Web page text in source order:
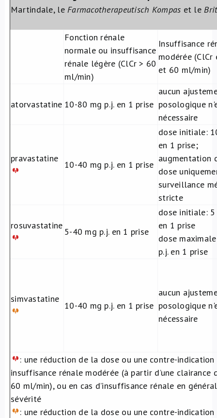
Martindale, leFarmacotherapeutisch Kompas et le
Fonction rénale
normale ou insuffisance
rénale légère (ClCr > 60
ml/min)
Insuffisance
modérée
et 60 ml/min)
atorvastatine 10-80 mg p.j. en 1 prise
aucun
posologique
nécessaire
pravastatine
10-40 mg p.j. en 1 prise
dose initiale:
en 1 prise;
augmentation
dose
surveillance
stricte
rosuvastatine
5-40 mg p.j. en 1 prise
dose initiale: 5
en 1 prise
dose
p.j. en 1 prise
simvastatine
10-40 mg p.j. en 1 prise
aucun
posologique
nécessaire
: une réduction de la dose ou une contre-indication
insuffisance rénale modérée (à partir d’une
60 ml/min), ou en cas d’insuffisance rénale en
sévérité
: une réduction de la dose ou une contre-indication